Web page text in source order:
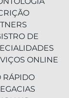
DE
ONLINE
RÁPIDO